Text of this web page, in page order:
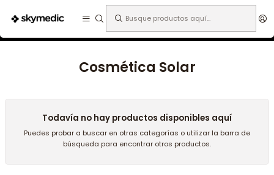
Cosmética paciente Cosmética Solar
Cosmética Solar
Todavía no hay productos disponibles aquí
Puedes probar a buscar en otras categorías o utilizar la barra de
búsqueda para encontrar otros productos.